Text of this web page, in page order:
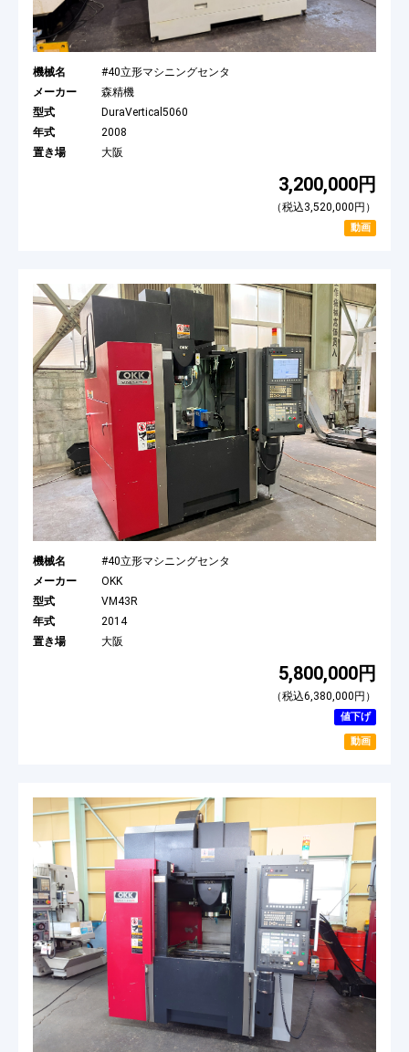
機械名
#40立形マシニングセンタ
メーカー
森精機
型式
DuraVertical5060
年式
2008
置き場
大阪
3,200,000円
（税込3,520,000円）
動画
機械名
#40立形マシニングセンタ
メーカー
OKK
型式
VM43R
年式
2014
置き場
大阪
5,800,000円
（税込6,380,000円）
値下げ
動画